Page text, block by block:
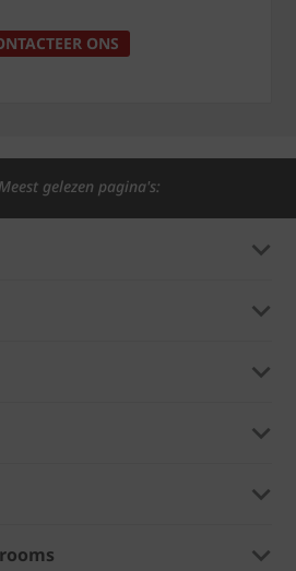
ONS
Meest gelezen pagina's: